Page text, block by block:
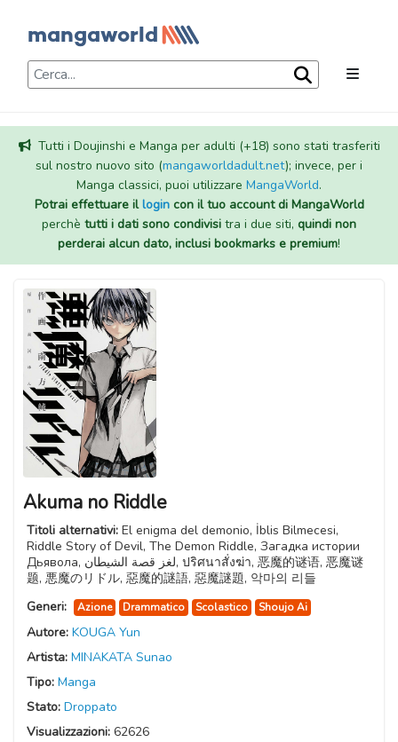
Tutti i Doujinshi e Manga per adulti (+18) sono stati trasferiti
sul nostro nuovo sito (mangaworldadult.net); invece, per i
Manga classici, puoi utilizzare MangaWorld.
Potrai effettuare illogincon il tuo account di MangaWorld
perchè tutti i dati sono condivisi tra i due siti, quindi non
perderai alcun dato, inclusi bookmarks e premium!
Akuma no Riddle
Titoli alternativi: El enigma del demonio, İblis Bilmecesi,
Riddle Story of Devil, The Demon Riddle, Загадка истории
Дьявола, لغز قصة الشيطان, ปริศนาสั่งฆ่า, 恶魔的谜语, 恶魔谜
题, 悪魔のリドル, 惡魔的謎語, 惡魔謎題, 악마의 리들
Generi:
Azione Drammatico Scolastico Shoujo Ai
Autore: KOUGA Yun
Artista: MINAKATA Sunao
Tipo: Manga
Stato: Droppato
Visualizzazioni: 62626